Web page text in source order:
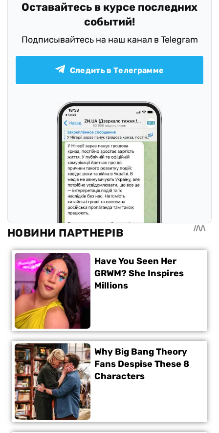
Оставайтесь в курсе последних
событий!
Подписывайтесь на наш канал в Telegram
Следить в Телеграмме